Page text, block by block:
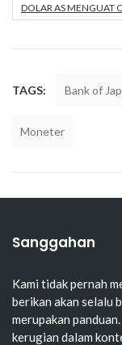
DOLAR AS MENGUAT
TAGS: Bank of
Moneter
Sanggahan
Kami tidak pernah
berikan akan selalu
merupakan
kerugian dalam